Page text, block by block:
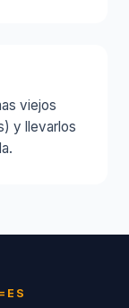
viejos
y llevarlos